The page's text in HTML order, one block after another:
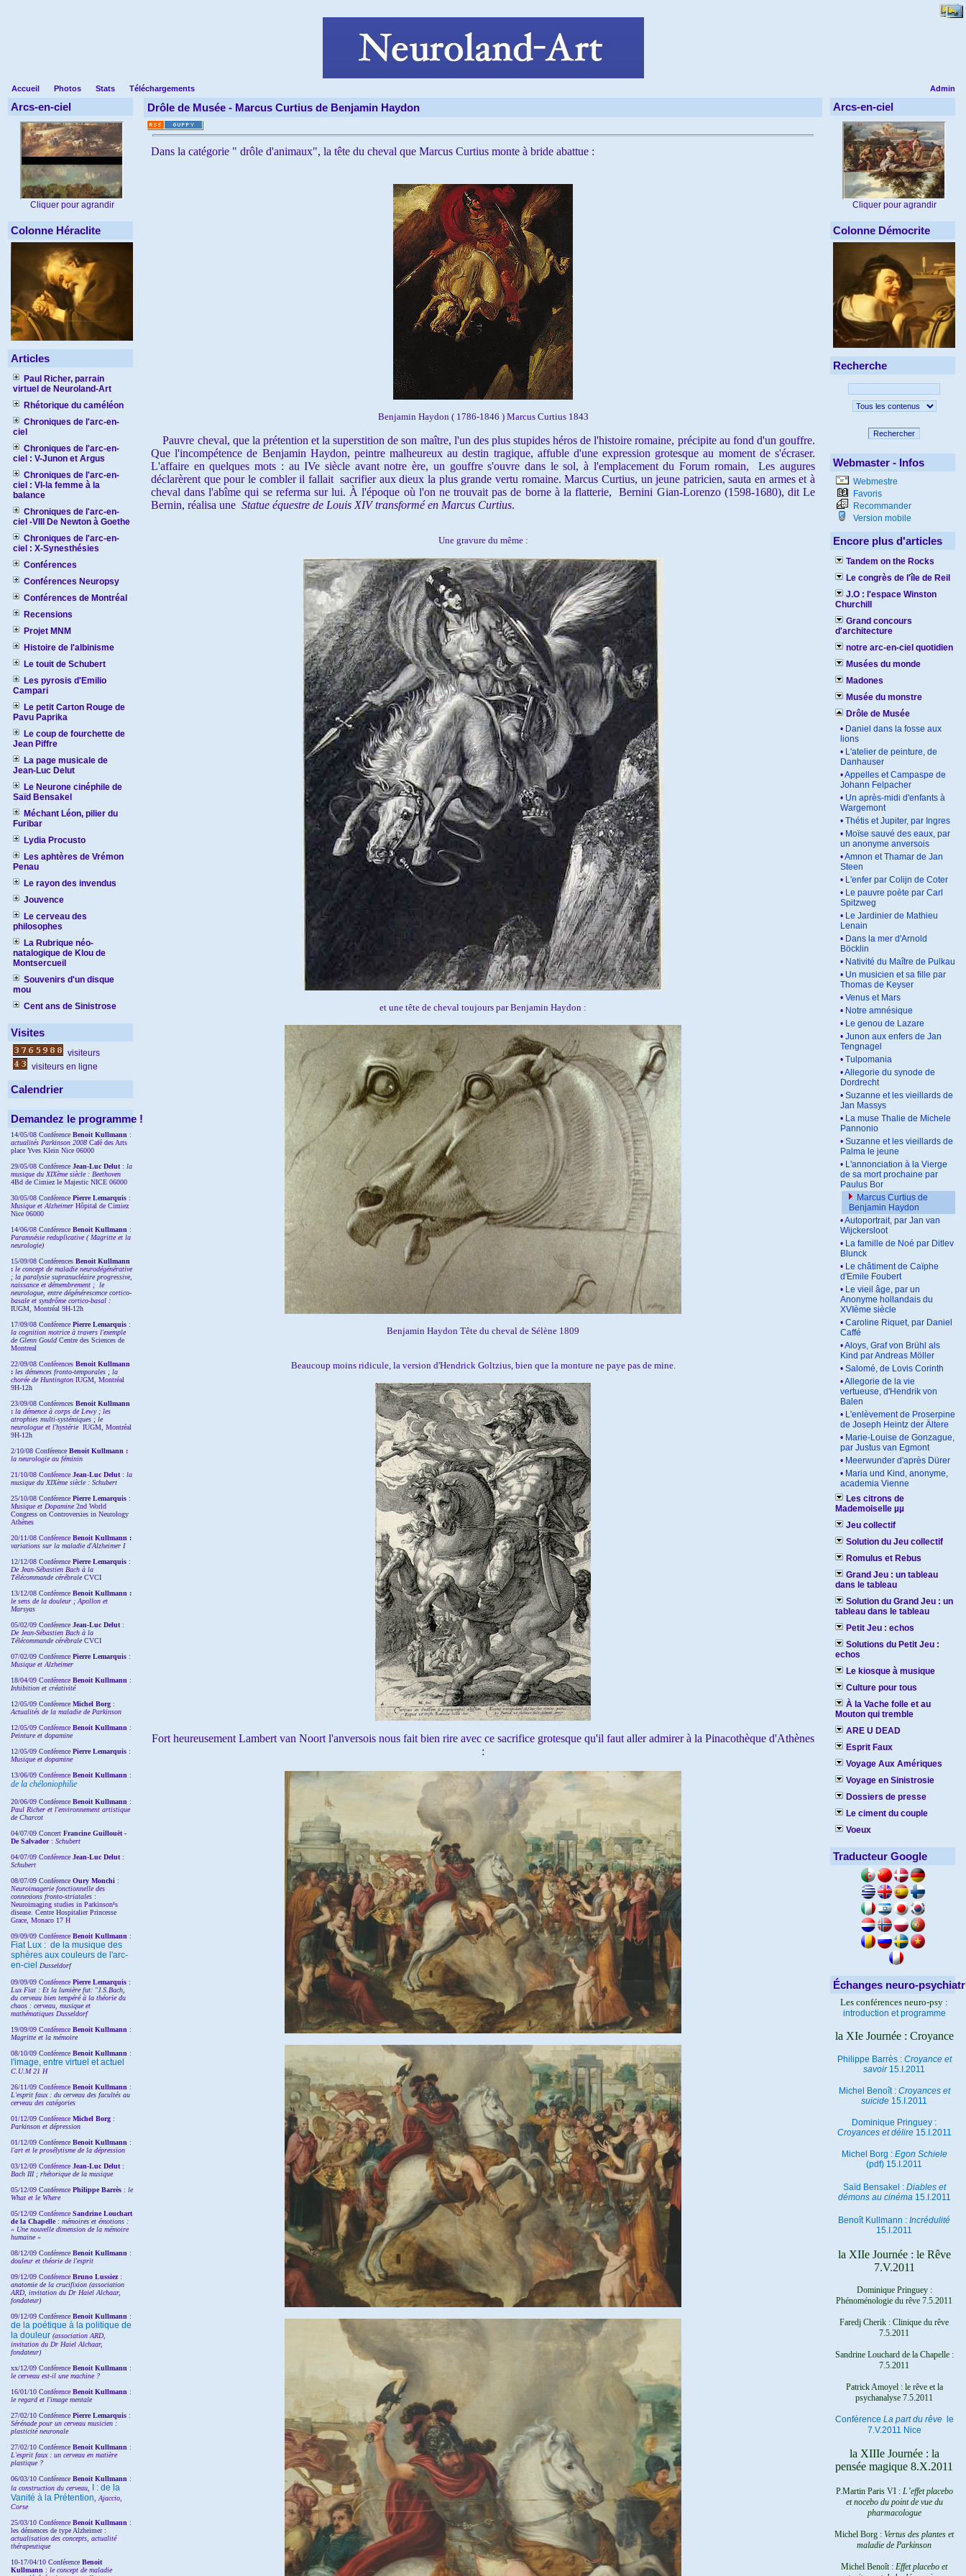
Admin
Accueil Photos Stats Téléchargements
Arcs-en-ciel
Cliquer pour agrandir
Colonne Héraclite
Articles
Paul Richer, parrain
virtuel de Neuroland-Art
Rhétorique du caméléon
Chroniques de l'arc-en-
ciel
Chroniques de l'arc-en-
ciel : V-Junon et Argus
Chroniques de l'arc-en-
ciel : VI-la femme à la
balance
Chroniques de l'arc-en-
ciel -VIII De Newton à Goethe
Chroniques de l'arc-en-
ciel : X-Synesthésies
Conférences
Conférences Neuropsy
Conférences de Montréal
Recensions
Projet MNM
Histoire de l'albinisme
Le touit de Schubert
Les pyrosis d'Emilio
Campari
Le petit Carton Rouge de
Pavu Paprika
Le coup de fourchette de
Jean Piffre
La page musicale de
Jean-Luc Delut
Le Neurone cinéphile de
Saïd Bensakel
Méchant Léon, pilier du
Furibar
Lydia Procusto
Les aphtères de Vrémon
Penau
Le rayon des invendus
Jouvence
Le cerveau des
philosophes
La Rubrique néo-
natalogique de Klou de
Montsercueil
Souvenirs d'un disque
mou
Cent ans de Sinistrose
Visites
visiteurs
visiteurs en ligne
Calendrier
Demandez le programme !
14/05/08 Conférence Benoit Kullmann :
actualités Parkinson 2008 Café des Arts
place Yves Klein Nice 06000
29/05/08 Conférence Jean-Luc Delut : la
musique du XIXème siècle : Beethoven
4Bd de Cimiez le Majestic NICE 06000
30/05/08 Conférence Pierre Lemarquis :
Musique et Alzheimer Hôpital de Cimiez
Nice 06000
14/06/08 Conférence Benoit Kullmann :
Paramnésie reduplicative ( Magritte et la
neurologie)
15/09/08 Conférences Benoit Kullmann
: le concept de maladie neurodégénérative
; la paralysie supranucléaire progressive,
naissance et démembrement ; le
neurologue, entre dégénérescence cortico-
basale et syndrôme cortico-basal :
IUGM, Montréal 9H-12h
17/09/08 Conférence Pierre Lemarquis :
la cognition motrice à travers l'exemple
de Glenn Gould Centre des Sciences de
Montreal
22/09/08 Conférences Benoit Kullmann
: les démences fronto-temporales ; la
chorée de Huntington IUGM, Montréal
9H-12h
23/09/08 Conférences Benoit Kullmann
: la démence à corps de Lewy ; les
atrophies multi-systémiques ; le
neurologue et l'hystérie IUGM, Montréal
9H-12h
2/10/08 Conférence Benoit Kullmann :
la neurologie au féminin
21/10/08 Conférence Jean-Luc Delut : la
musique du XIXème siècle : Schubert
25/10/08 Conférence Pierre Lemarquis :
Musique et Dopamine2nd World
Congress on Controversies in Neurology
Athènes
20/11/08 Conférence Benoit Kullmann :
variations sur la maladie d'Alzheimer I
12/12/08 Conférence Pierre Lemarquis :
De Jean-Sébastien Bach à la
Télécommande cérébraleCVCI
13/12/08 Conférence Benoit Kullmann :
le sens de la douleur ; Apollon et
Marsyas
05/02/09 Conférence Jean-Luc Delut :
De Jean-Sébastien Bach à la
Télécommande cérébraleCVCI
07/02/09 Conférence Pierre Lemarquis :
Musique et Alzheimer
18/04/09 Conférence Benoit Kullmann :
Inhibition et créativité
12/05/09 Conférence Michel Borg :
Actualités de la maladie de Parkinson
12/05/09 Conférence Benoit Kullmann :
Peinture et dopamine
12/05/09 Conférence Pierre Lemarquis :
Musique et dopamine
13/06/09 Conférence Benoit Kullmann :
de la chéloniophilie
20/06/09 Conférence Benoit Kullmann :
Paul Richer et l'environnement artistique
de Charcot
04/07/09 Concert Francine Guillouët -
De Salvador : Schubert
04/07/09 Conférence Jean-Luc Delut :
Schubert
08/07/09 Conférence Oury Monchi :
Neuroimagerie fonctionnelle des
connexions fronto-striatales :
Neuroimaging studies in Parkinson¹s
disease. Centre Hospitalier Princesse
Grace, Monaco 17 H
09/09/09 Conférence Benoit Kullmann :
Fiat Lux : de la musique des
sphères aux couleurs de l'arc-
en-ciel
Dusseldorf
09/09/09 Conférence Pierre Lemarquis :
Lux Fiat : Et la lumière fut: "J.S.Bach,
du cerveau bien tempéré à la théorie du
chaos : cerveau, musique et
mathématiques Dusseldorf
19/09/09 Conférence Benoit Kullmann :
Magritte et la mémoire
08/10/09 Conférence Benoit Kullmann :
l'image, entre virtuel et actuel
C.U.M 21 H
26/11/09 Conférence Benoit Kullmann :
L'esprit faux : du cerveau des facultés au
cerveau des catégories
01/12/09 Conférence Michel Borg :
Parkinson et dépression
01/12/09 Conférence Benoit Kullmann :
l'art et le prosélytisme de la dépression
03/12/09 Conférence Jean-Luc Delut :
Bach III ; rhétorique de la musique
05/12/09 Conférence Philippe Barrès : le
What et le Where
05/12/09 Conférence SandrineLouchart
de la Chapelle: mémoires et émotions :
« Une nouvelle dimension de la mémoire
humaine »
08/12/09 Conférence Benoit Kullmann :
douleur et théorie de l'esprit
09/12/09 Conférence Bruno Lussiez :
anatomie de la crucifixion (association
ARD, invitation du Dr Haiel Alchaar,
fondateur)
09/12/09 Conférence Benoit Kullmann :
de la poétique à la politique de
la douleur (association ARD,
invitation du Dr Haiel Alchaar,
fondateur)
xx/12/09 Conférence Benoit Kullmann :
le cerveau est-il une machine ?
16/01/10 Conférence Benoit Kullmann :
le regard et l'image mentale
27/02/10 Conférence Pierre Lemarquis :
Sérénade pour un cerveau musicien :
plasticité neuronale
27/02/10 Conférence Benoit Kullmann :
L'esprit faux : un cerveau en matière
plastique ?
06/03/10 Conférence Benoit Kullmann :
la construction du cerveau,
I : de la
Vanité à la Prétention , Ajaccio,
Corse
25/03/10 Conférence Benoit Kullmann :
les démences de type Alzheimer :
actualisation des concepts, actualité
thérapeutique
10-17/04/10 Conférence Benoit
Kullmann : le concept de maladie
Drôle de Musée - Marcus Curtius de Benjamin Haydon
Dans la catégorie " drôle d'animaux", la tête du cheval que Marcus Curtius monte à bride abattue :
Benjamin Haydon ( 1786-1846 ) Marcus Curtius 1843
Pauvre cheval, que la prétention et la superstition de son maître, l'un des plus stupides héros de l'histoire romaine, précipite au fond d'un gouffre.
Que l'incompétence de Benjamin Haydon, peintre malheureux au destin tragique, affuble d'une expression grotesque au moment de s'écraser.
L'affaire en quelques mots : au IVe siècle avant notre ère, un gouffre s'ouvre dans le sol, à l'emplacement du Forum romain, Les augures
déclarèrent que pour le combler il fallait sacrifier aux dieux la plus grande vertu romaine. Marcus Curtius, un jeune patricien, sauta en armes et à
cheval dans l'abîme qui se referma sur lui. À l'époque où l'on ne trouvait pas de borne à la flatterie,Bernini Gian-Lorenzo (1598-1680), dit Le
Bernin, réalisa une Statue équestre de Louis XIV transformé en Marcus Curtius.
Une gravure du même :
et une tête de cheval toujours par Benjamin Haydon :
Benjamin Haydon Tête du cheval de Sélène 1809
Beaucoup moins ridicule, la version d'Hendrick Goltzius, bien que la monture ne paye pas de mine.
Fort heureusement Lambert van Noort l'anversois nous fait bien rire avec ce sacrifice grotesque qu'il faut aller admirer à la Pinacothèque d'Athènes
:
Arcs-en-ciel
Cliquer pour agrandir
Colonne Démocrite
Recherche
Rechercher
Webmaster - Infos
Webmestre
Favoris
Recommander
Version mobile
Encore plus d'articles
Tandem on the Rocks
Le congrès de l'île de Reil
J.O : l'espace Winston
Churchill
Grand concours
d'architecture
notre arc-en-ciel quotidien
Musées du monde
Madones
Musée du monstre
Drôle de Musée
• Daniel dans la fosse aux
lions
• L'atelier de peinture, de
Danhauser
•Appelles et Campaspe de
Johann Felpacher
• Un après-midi d'enfants à
Wargemont
• Thétis et Jupiter, par Ingres
• Moïse sauvé des eaux, par
un anonyme anversois
•Amnon et Thamar de Jan
Steen
• L'enfer par Colijn de Coter
• Le pauvre poète par Carl
Spitzweg
• Le Jardinier de Mathieu
Lenain
• Dans la mer d'Arnold
Böcklin
• Nativité du Maître de Pulkau
• Un musicien et sa fille par
Thomas de Keyser
• Venus et Mars
• Notre amnésique
• Le genou de Lazare
• Junon aux enfers de Jan
Tengnagel
• Tulpomania
•Allegorie du synode de
Dordrecht
• Suzanne et les vieillards de
Jan Massys
• La muse Thalie de Michele
Pannonio
• Suzanne et les vieillards de
Palma le jeune
• L'annonciation à la Vierge
de sa mort prochaine par
Paulus Bor
Marcus Curtius de
Benjamin Haydon
•Autoportrait, par Jan van
Wijckersloot
• La famille de Noé par Ditlev
Blunck
• Le châtiment de Caïphe
d'Emile Foubert
• Le vieil âge, par un
Anonyme hollandais du
XVIème siècle
• Caroline Riquet, par Daniel
Caffé
•Aloys, Graf von Brühl als
Kind par Andreas Möller
• Salomé, de Lovis Corinth
•Allegorie de la vie
vertueuse, d'Hendrik von
Balen
• L'enlèvement de Proserpine
de Joseph Heintz der Ältere
• Marie-Louise de Gonzague,
par Justus van Egmont
• Meerwunder d'après Dürer
• Maria und Kind, anonyme,
academia Vienne
Les citrons de
Mademoiselle µµ
Jeu collectif
Solution du Jeu collectif
Romulus et Rebus
Grand Jeu : un tableau
dans le tableau
Solution du Grand Jeu : un
tableau dans le tableau
Petit Jeu : echos
Solutions du Petit Jeu :
echos
Le kiosque à musique
Culture pour tous
À la Vache folle et au
Mouton qui tremble
ARE U DEAD
Esprit Faux
Voyage Aux Amériques
Voyage en Sinistrosie
Dossiers de presse
Le ciment du couple
Voeux
Traducteur Google
Échanges neuro-
Les conférences neuro-psy :
introduction et programme
la XIe Journée : Croyance
Philippe Barrès : Croyance et
savoir15.I.2011
Michel Benoît : Croyances et
suicide 15.I.2011
Dominique Pringuey :
Croyances et délire15.I.2011
Michel Borg : Egon Schiele
(pdf) 15.I.2011
Saïd Bensakel : Diables et
démons au cinéma 15.I.2011
Benoît Kullmann : Incrédulité
15.I.2011
la XIIe Journée : le Rêve
7.V.2011
Dominique Pringuey :
Phénoménologie du rêve 7.5.2011
Faredj Cherik : Clinique du rêve
7.5.2011
Sandrine Louchard de la Chapelle :
7.5.2011
Patrick Amoyel : le rêve et la
psychanalyse 7.5.2011
Conférence La part du rêve
le
7.V.2011 Nice
la XIIIe Journée : la
pensée magique 8.X.2011
P.Martin Paris VI : L’effet placebo
et nocebo du point de vue du
pharmacologue
Michel Borg : Vertus des plantes et
maladie de Parkinson
Michel Benoît : Effet placebo et